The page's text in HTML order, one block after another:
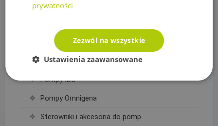
Plandeka wzmacniana ULTRA WEIGHT 260g/m2
Podpory roślin
Pompy
Pompy IBO
Pompy Omnigena
Sterowniki i akcesoria do pomp
prywatności
Zezwól na wszystkie
Ustawienia zaawansowane